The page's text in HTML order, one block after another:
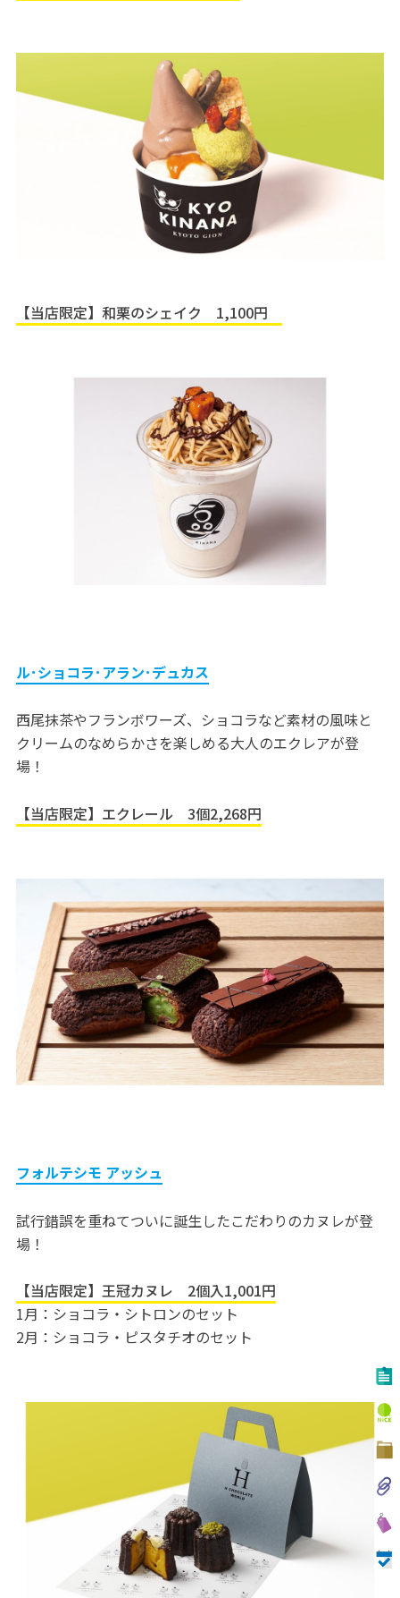
【当店限定】和栗のシェイク 1,100円
ル･ショコラ･アラン･デュカス
西尾抹茶やフランボワーズ、ショコラなど素材の風味と
クリームのなめらかさを楽しめる大人のエクレアが登
場！
【当店限定】エクレール 3個2,268円
フォルテシモ アッシュ
試行錯誤を重ねてついに誕生したこだわりのカヌレが登
場！
【当店限定】王冠カヌレ 2個入1,001円
1月：ショコラ・シトロンのセット
2月：ショコラ・ピスタチオのセット